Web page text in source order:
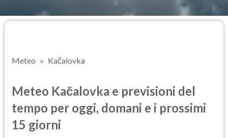
Meteo Kačalovka
Meteo Kačalovka e previsioni del
tempo per oggi, domani e i prossimi
15 giorni